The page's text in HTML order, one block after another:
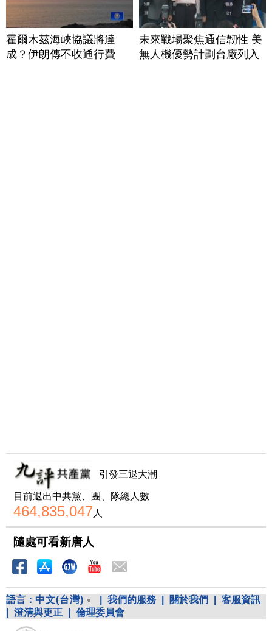
霍爾木茲海峽協議將達
成？伊朗傳不收通行費
未來戰場聚焦通信韌性 美
無人機優勢計劃台廠列入
引發三退大潮
目前退出中共黨、團、隊總人數
464,835,047人
隨處可看新唐人
語言： 中文(台灣) 我們的服務 關於我們
客服資訊
澄清與更正 倫理委員會